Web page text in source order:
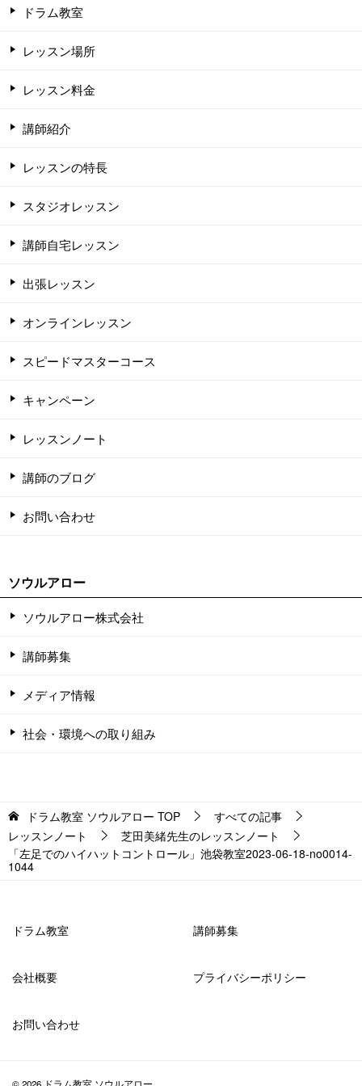
ドラム教室
レッスン場所
レッスン料金
講師紹介
レッスンの特長
スタジオレッスン
講師自宅レッスン
出張レッスン
オンラインレッスン
スピードマスターコース
キャンペーン
レッスンノート
講師のブログ
お問い合わせ
ソウルアロー
ソウルアロー株式会社
講師募集
メディア情報
社会・環境への取り組み
ドラム教室 ソウルアロー TOP
すべての記事
レッスンノート
芝田美緒先生のレッスンノート
「左足でのハイハットコントロール」池袋教室2023-06-18-no0014-
1044
ドラム教室 講師募集
会社概要 プライバシーポリシー
お問い合わせ